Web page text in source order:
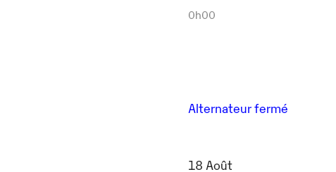
0h00
Alternateur fermé
18 Août